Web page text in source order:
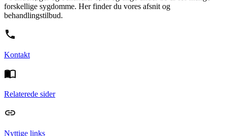
forskellige sygdomme. Her finder du vores afsnit og
behandlingstilbud.
Kontakt
Relaterede sider
Nyttige links